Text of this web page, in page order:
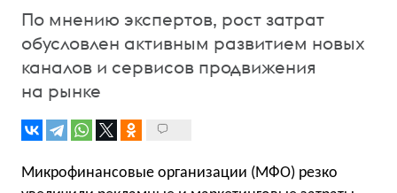
По мнению экспертов, рост затрат
обусловлен активным развитием новых
каналов и сервисов продвижения
на рынке
Микрофинансовые организации (МФО) резко